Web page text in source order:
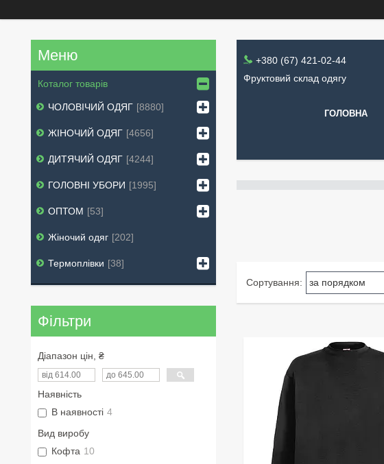
+380 (67) 421-02-44
Фруктовий склад одягу
ГОЛОВНА
Коталог товарів
ЧОЛОВІЧИЙ ОДЯГ 8880
ЖІНОЧИЙ ОДЯГ 4656
ДИТЯЧИЙ ОДЯГ 4244
ГОЛОВНІ УБОРИ 1995
ОПТОМ 53
Жіночий одяг 202
Термоплівки 38
Фільтри
Діапазон цін, ₴
Наявність
В наявності 4
Вид виробу
Кофта 10